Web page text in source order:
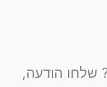
שלחו הודעה,